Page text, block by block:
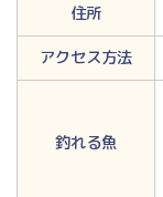
住所
アクセス方法
釣れる魚